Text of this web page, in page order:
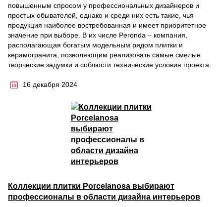
повышенным спросом у профессиональных дизайнеров и
простых обывателей, однако и среди них есть такие, чья
продукция наиболее востребованная и имеет приоритетное
значение при выборе. В их числе Peronda – компания,
располагающая богатым модельным рядом плитки и
керамогранита, позволяющим реализовать самые смелые
творческие задумки и соблюсти технические условия проекта.
16 декабря 2024
Коллекции плитки Porcelanosa выбирают
профессионалы в области дизайна интерьеров